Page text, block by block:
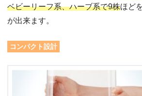
ベビーリーフ系、ハーブ系で9株ほど
が出来ます。
コンパクト設計